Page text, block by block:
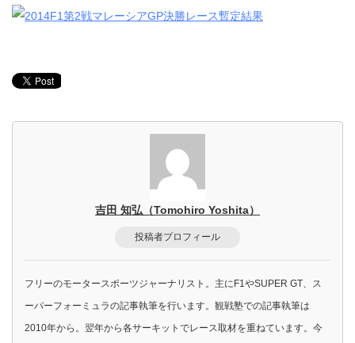
吉田 知弘（Tomohiro Yoshita）
投稿者プロフィール
フリーのモータースポーツジャーナリスト。主にF1やSUPER GT、ス
ーパーフォーミュラの記事執筆を行います。観戦塾での記事執筆は
2010年から。翌年から各サーキットでレース取材を重ねています。今